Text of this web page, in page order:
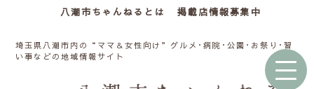
八潮市ちゃんねるとは 掲載店情報募集中
埼玉県八潮市内の“ママ＆女性向け”グルメ･病院･公園･お祭り･習
い事などの地域情報サイト